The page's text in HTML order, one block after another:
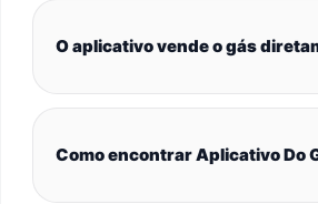
O aplicativo vende o gás
Como encontrar Aplicativo Do